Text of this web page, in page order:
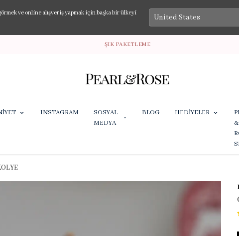
ve online alışveriş yapmak için başka bir ülkeyi
ŞIK PAKETLEME
INSTAGRAM
SOSYAL
MEDYA
BLOG HEDİYELER
&